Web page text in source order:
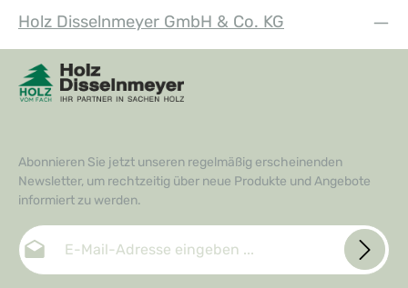
Holz Disselnmeyer GmbH & Co. KG
Abonnieren Sie jetzt unseren regelmäßig erscheinenden
Newsletter, um rechtzeitig über neue Produkte und Angebote
informiert zu werden.
E-Mail-Adresse*